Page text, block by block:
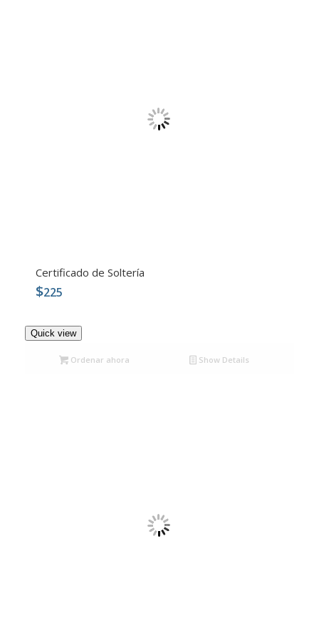
Certificado de Soltería
$225
Quick view
Ordenar ahora Show Details